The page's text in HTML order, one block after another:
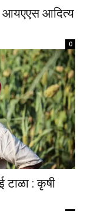
आयएएस आदित्य
0
टाळा : कृषी